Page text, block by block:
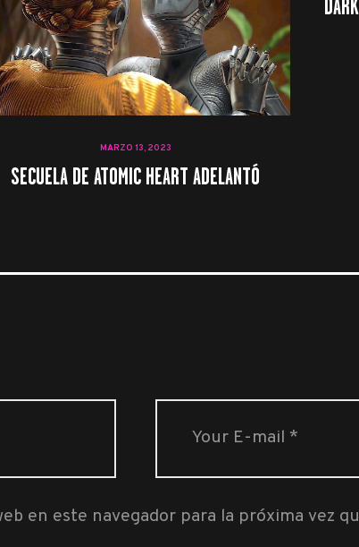
MARZO 13, 2023
SECUELA DE ATOMIC HEART ADELANTÓ
en este navegador para la próxima vez